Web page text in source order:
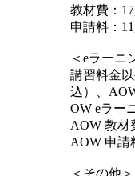
教材費：
申請料：
＜eラーニ
講習料金
込）、
OW eラー
AOW 教材
AOW 申請
＜その他＞